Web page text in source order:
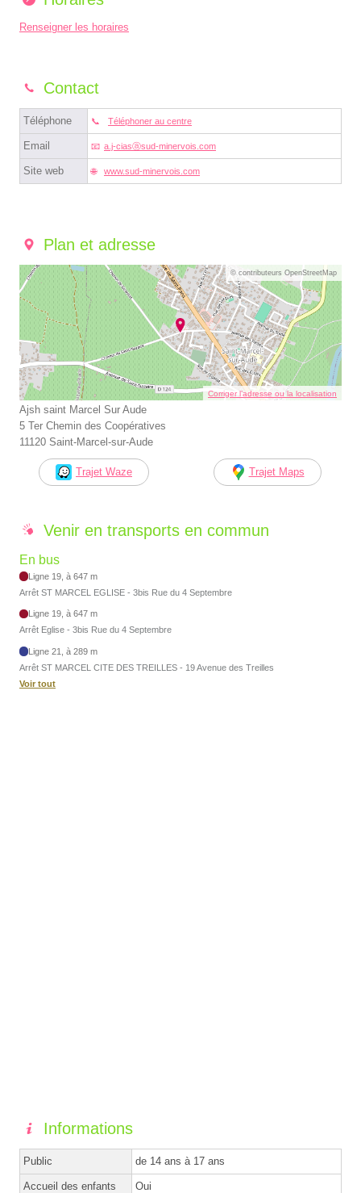
Renseigner les horaires
Contact
Téléphone Téléphoner au centre
Email a.j-ciasⓐsud-minervois.com
Site web www.sud-minervois.com
Plan et adresse
© contributeurs OpenStreetMap
Corriger l’adresse ou la localisation
Ajsh saint Marcel Sur Aude
5 Ter Chemin des Coopératives
11120 Saint-Marcel-sur-Aude
Trajet Waze Trajet Maps
Venir en transports en commun
En bus
Ligne 19, à 647 m
Arrêt ST MARCEL EGLISE - 3bis Rue du 4 Septembre
Ligne 19, à 647 m
Arrêt Eglise - 3bis Rue du 4 Septembre
Ligne 21, à 289 m
Arrêt ST MARCEL CITE DES TREILLES - 19 Avenue des Treilles
Voir tout
Informations
Public de 14 ans à 17 ans
Accueil des enfants
Oui